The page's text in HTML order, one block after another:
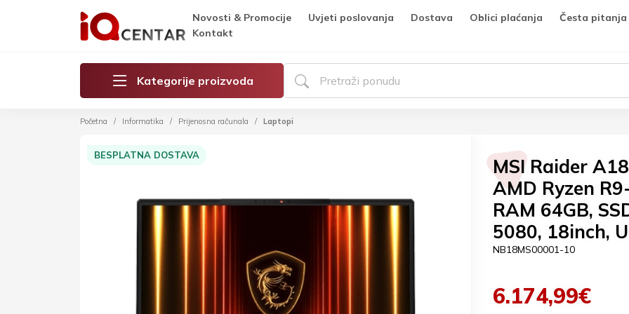
Novosti & Promocije Uvjeti poslovanja Dostava Oblici plaćanja
Česta pitanja
Kontakt
Kategorije proizvoda
Početna Informatika Prijenosna računala Laptopi
BESPLATNA DOSTAVA
MSI Raider
AMD Ryzen
RAM 64GB,
5080, 18inch,
NB18MS00001-10
6.174,99€